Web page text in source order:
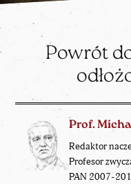
Powrót
Prof.
Redaktor
Profesor
PAN 2007-